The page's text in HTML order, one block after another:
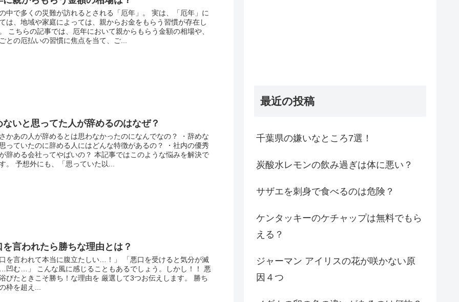
中で多くの災難が訪れるとされる「厄年」。 実は、「厄年」に
は、地域や家庭によっては、親からお金をもらう習慣が存在し
こちらの記事では、厄年において親からもらう金額の相場や、
との厄払いの習慣に焦点を当て、ご...
ないと思ってた人が辞めるのはなぜ？
かあの人が辞めるとは思わなかったのになんでなの？ ・辞めな
っていたのに辞める人にはどんな特徴があるの？ ・社内の優秀
辞める会社ってやばいの？ 本記事ではこのような悩みを解決で
。 予想外にも、「思っていた以...
を言われたら勝ちな理由とは？
を言われて本当に腹立たしい…！」 「悪口を受けると気分が滅
凹む…」 こんな風に感じることもあるでしょう。しかし！！ 悪
びたときこそ勝ち！な理由を 厳選して3つお伝えします。 勝ち
枠を超え...
最近の投稿
千葉県の嫌いなところ7選！
炭酸水レモンの飲み過ぎは体に悪い？
サザエを刺身で食べるのは危険？
ケンタッキーのケチャップは無料でもら
える？
ジャーマン アイリスの花が咲かない原
因４つ